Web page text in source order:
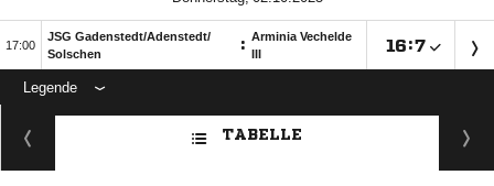

JSG Gadenstedt/​Adenstedt/​
Solschen
: Arminia Vechelde
III
:
Legende
ANZEIGE
TABELLE